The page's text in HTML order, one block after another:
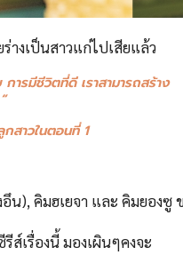
างเป็นสาวแก่ไปเสียแล้ว
รมีชีวิตที่ดี เราสามารถสร้าง
สาวในตอนที่ 1
อึน), คิมฮเยจา และ คิมยอ
ส์เรื่องนี้ มองเผินๆคงจะ